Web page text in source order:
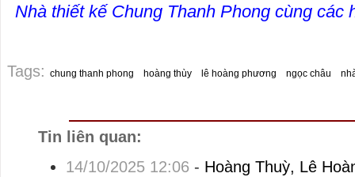
Nhà thiết kế Chung Thanh Phong cùng các
Tags: chung thanh phong hoàng thùy lê hoàng phương ngọc châu
Tin liên quan:
14/10/2025 12:06 - Hoàng Thuỳ, Lê